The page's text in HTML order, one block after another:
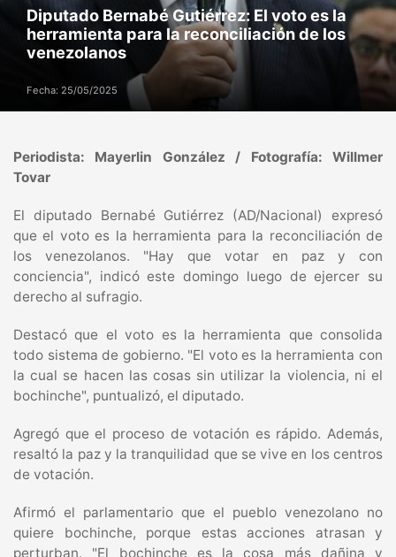
Diputado Bernabé Gutiérrez: El voto es la
herramienta para la reconciliación de los
venezolanos
Fecha: 25/05/2025
Periodista: Mayerlin González / Fotografía: Willmer
Tovar
El diputado Bernabé Gutiérrez (AD/Nacional) expresó
que el voto es la herramienta para la reconciliación de
los venezolanos. "Hay que votar en paz y con
conciencia", indicó este domingo luego de ejercer su
derecho al sufragio.
Destacó que el voto es la herramienta que consolida
todo sistema de gobierno. "El voto es la herramienta con
la cual se hacen las cosas sin utilizar la violencia, ni el
bochinche", puntualizó, el diputado.
Agregó que el proceso de votación es rápido. Además,
resaltó la paz y la tranquilidad que se vive en los centros
de votación.
Afirmó el parlamentario que el pueblo venezolano no
quiere bochinche, porque estas acciones atrasan y
perturban. "El bochinche es la cosa más dañina y